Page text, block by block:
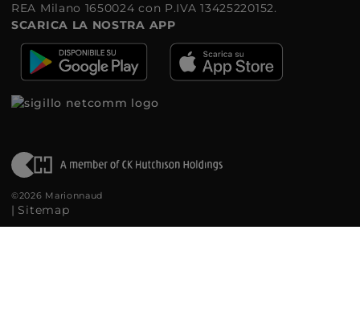
REA Milano 1650024 con P.IVA 13425220152.
SCARICA LA NOSTRA APP
©2026 Marionnaud
| Sitemap